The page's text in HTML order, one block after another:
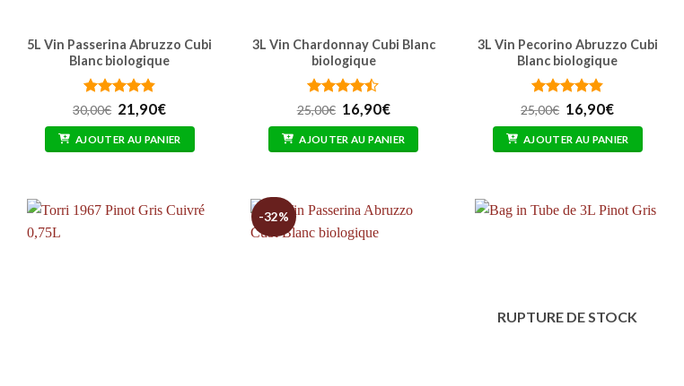
5L Vin Passerina Abruzzo Cubi
Blanc biologique
Note 4.83
sur 5
30,00€ Le
prix
initial
était :
21,90€Le
prix
actuel
est :
AJOUTER AU PANIER
3L Vin Chardonnay Cubi Blanc
biologique
Note 4.4
sur 5
25,00€ Le
prix
initial
était :
16,90€Le
prix
actuel
est :
AJOUTER AU PANIER
3L Vin Pecorino Abruzzo Cubi
Blanc biologique
Note 4.86
sur 5
25,00€ Le
prix
initial
était :
16,90€Le
prix
actuel
est :
AJOUTER AU PANIER
-32%
RUPTURE DE STOCK